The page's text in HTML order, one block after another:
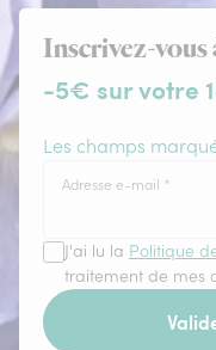
Inscrivez-
-5€ sur votre
Les champs
Adresse e-mail *
J'ai lu la Politique
traitement de mes